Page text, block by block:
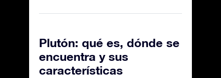
Plutón: qué es, dónde se
encuentra y sus
características